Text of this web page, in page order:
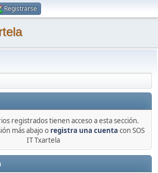
Registrarse
registrados tienen acceso a esta sección.
más abajo o registra una cuenta con SOS
IT Txartela